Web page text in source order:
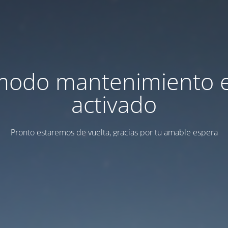
mantenimiento
activado
Pronto estaremos de vuelta, gracias por tu amable espera